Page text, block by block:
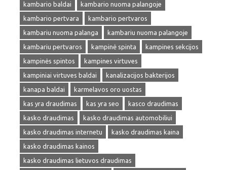
kambario baldai
kambario nuoma palangoje
kambario pertvara
kambario pertvaros
kambariu nuoma palanga
kambariu nuoma palangoje
kambariu pertvaros
kampinė spinta
kampines sekcijos
kampinės spintos
kampines virtuves
kampiniai virtuves baldai
kanalizacijos bakterijos
kanapa baldai
karmelavos oro uostas
kas yra draudimas
kas yra seo
kasco draudimas
kasko draudimas
kasko draudimas automobiliui
kasko draudimas internetu
kasko draudimas kaina
kasko draudimas kainos
kasko draudimas lietuvos draudimas